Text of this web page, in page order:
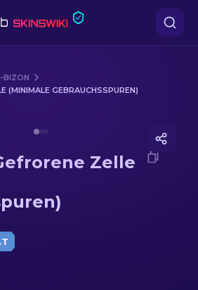
BIZON
(MINIMALE GEBRAUCHSSPUREN)
Zelle